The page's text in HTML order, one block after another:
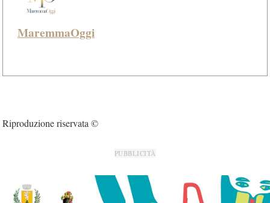
MaremmaOggi
Riproduzione riservata ©
PUBBLICITÀ